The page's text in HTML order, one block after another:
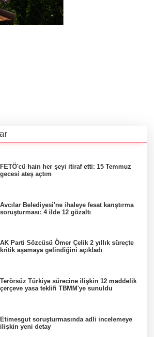
FETÖ'cü hain her şeyi itiraf etti: 15 Temmuz
gecesi ateş açtım
Avcılar Belediyesi'ne ihaleye fesat karıştırma
soruşturması: 4 ilde 12 gözaltı
AK Parti Sözcüsü Ömer Çelik 2 yıllık süreçte
kritik aşamaya gelindiğini açıkladı
Terörsüz Türkiye sürecine ilişkin 12 maddelik
çerçeve yasa teklifi TBMM'ye sunuldu
Etimesgut soruşturmasında adli incelemeye
ilişkin yeni detay